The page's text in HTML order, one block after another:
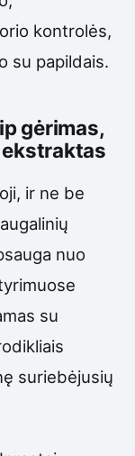
kontrolės,
su papildais.
gėrimas,
ir ne be
nuo
su
suriebėjusių